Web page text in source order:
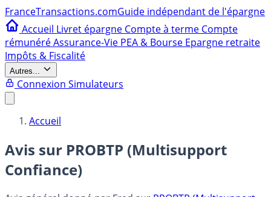
FranceTransactions.comGuide indépendant de l'épargne
Accueil Livret épargne Compte à terme Compte
rémunéréAssurance-Vie PEA & Bourse Epargne retraite
Impôts & Fiscalité
Autres...
Connexion Simulateurs
Accueil
Avis sur PROBTP (Multisupport
Confiance)